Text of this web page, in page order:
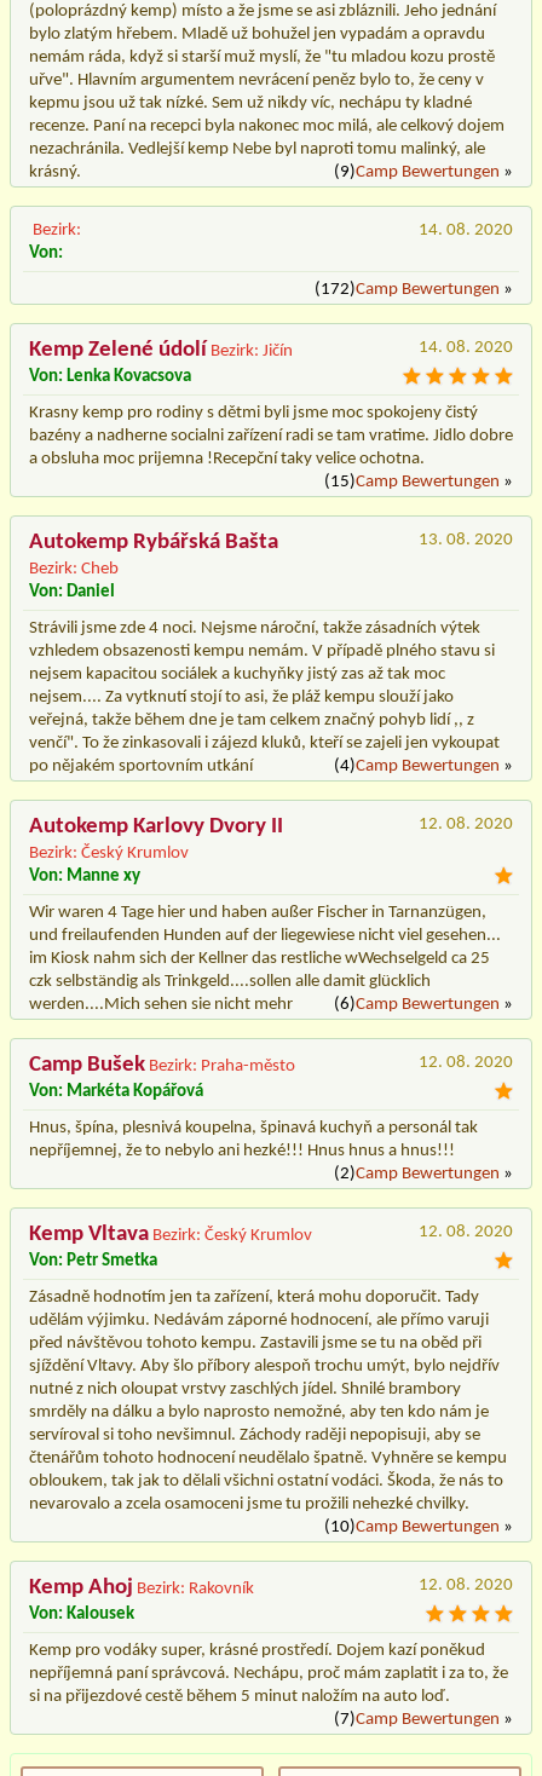
(poloprázdný kemp) místo a že jsme se asi zbláznili. Jeho jednání
bylo zlatým hřebem. Mladě už bohužel jen vypadám a opravdu
nemám ráda, když si starší muž myslí, že "tu mladou kozu prostě
uřve". Hlavním argumentem nevrácení peněz bylo to, že ceny v
kepmu jsou už tak nízké. Sem už nikdy víc, nechápu ty kladné
recenze. Paní na recepci byla nakonec moc milá, ale celkový dojem
nezachránila. Vedlejší kemp Nebe byl naproti tomu malinký, ale
krásný.
(9)Camp Bewertungen »
Bezirk:
14. 08. 2020
Von:
(172)Camp Bewertungen »
Kemp Zelené údolí Bezirk: Jičín
14. 08. 2020
Von: Lenka Kovacsova
Krasny kemp pro rodiny s dětmi byli jsme moc spokojeny čistý
bazény a nadherne socialni zařízení radi se tam vratime. Jidlo dobre
a obsluha moc prijemna !Recepční taky velice ochotna.
(15)Camp Bewertungen »
Autokemp Rybářská Bašta
Bezirk: Cheb
13. 08. 2020
Von: Daniel
Strávili jsme zde 4 noci. Nejsme nároční, takže zásadních výtek
vzhledem obsazenosti kempu nemám. V případě plného stavu si
nejsem kapacitou sociálek a kuchyňky jistý zas až tak moc
nejsem.... Za vytknutí stojí to asi, že pláž kempu slouží jako
veřejná, takže během dne je tam celkem značný pohyb lidí ,, z
venčí". To že zinkasovali i zájezd kluků, kteří se zajeli jen vykoupat
po nějakém sportovním utkání
(4)Camp Bewertungen »
Autokemp Karlovy Dvory II
Bezirk: Český Krumlov
12. 08. 2020
Von: Manne xy
Wir waren 4 Tage hier und haben außer Fischer in Tarnanzügen,
und freilaufenden Hunden auf der liegewiese nicht viel gesehen...
im Kiosk nahm sich der Kellner das restliche wWechselgeld ca 25
czk selbständig als Trinkgeld....sollen alle damit glücklich
werden....Mich sehen sie nicht mehr
(6)Camp Bewertungen »
Camp Bušek Bezirk: Praha-město
12. 08. 2020
Von: Markéta Kopářová
Hnus, špína, plesnivá koupelna, špinavá kuchyň a personál tak
nepříjemnej, že to nebylo ani hezké!!! Hnus hnus a hnus!!!
(2)Camp Bewertungen »
Kemp Vltava Bezirk: Český Krumlov
12. 08. 2020
Von: Petr Smetka
Zásadně hodnotím jen ta zařízení, která mohu doporučit. Tady
udělám výjimku. Nedávám záporné hodnocení, ale přímo varuji
před návštěvou tohoto kempu. Zastavili jsme se tu na oběd při
sjíždění Vltavy. Aby šlo příbory alespoň trochu umýt, bylo nejdřív
nutné z nich oloupat vrstvy zaschlých jídel. Shnilé brambory
smrděly na dálku a bylo naprosto nemožné, aby ten kdo nám je
servíroval si toho nevšimnul. Záchody raději nepopisuji, aby se
čtenářům tohoto hodnocení neudělalo špatně. Vyhněre se kempu
obloukem, tak jak to dělali všichni ostatní vodáci. Škoda, že nás to
nevarovalo a zcela osamoceni jsme tu prožili nehezké chvilky.
(10)Camp Bewertungen »
Kemp Ahoj Bezirk: Rakovník
12. 08. 2020
Von: Kalousek
Kemp pro vodáky super, krásné prostředí. Dojem kazí poněkud
nepříjemná paní správcová. Nechápu, proč mám zaplatit i za to, že
si na přijezdové cestě během 5 minut naložím na auto loď.
(7)Camp Bewertungen »